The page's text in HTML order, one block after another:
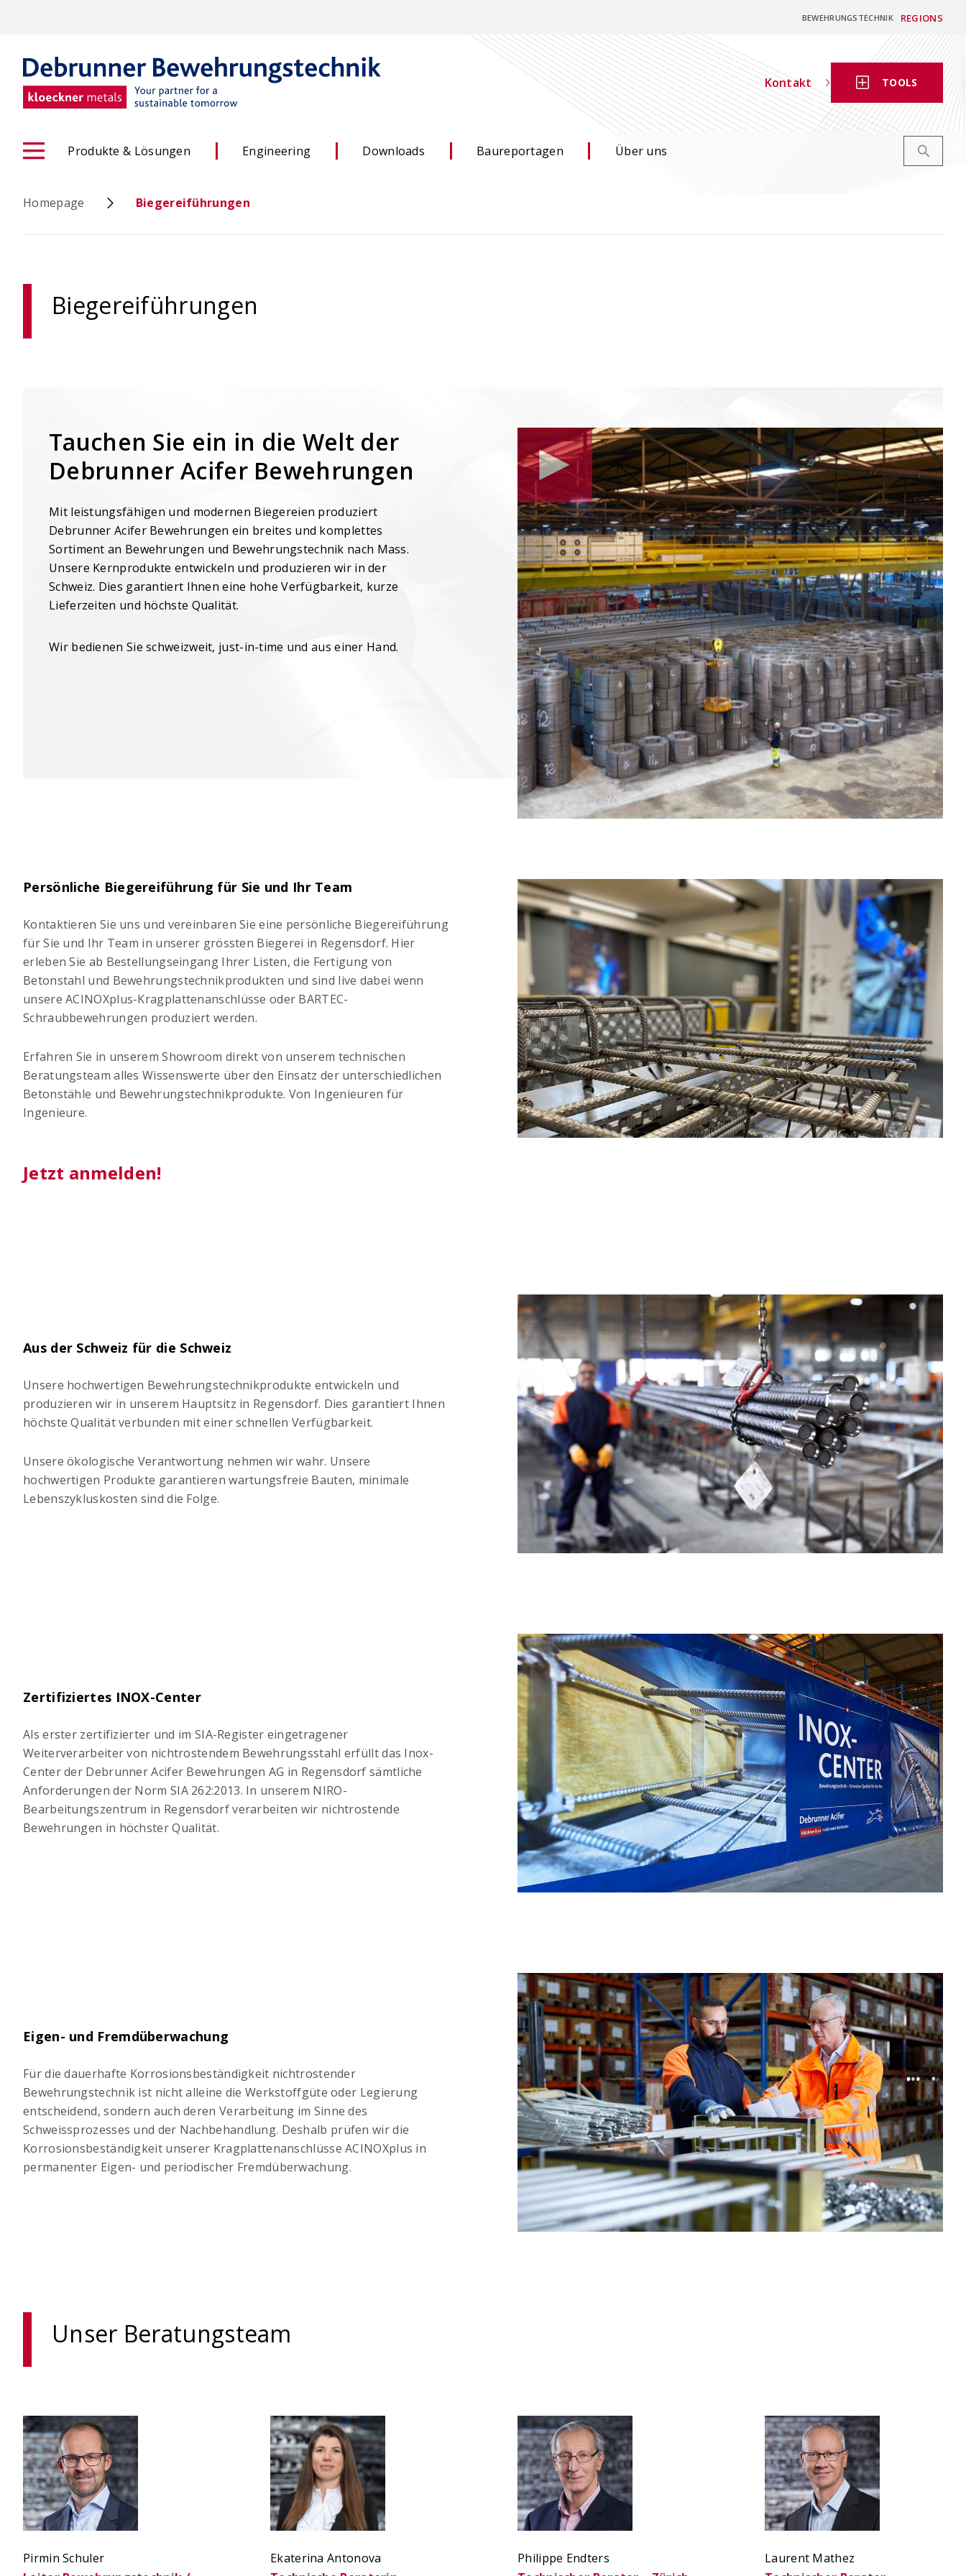
content
BEWEHRUNGSTECHNIK REGIONS
Kontakt TOOLS
Produkte & Lösungen Engineering Downloads Baureportagen Über uns
ACINOXplus® Höhenversatz
- Konfigurator
Homepage Biegereiführungen
Biegereiführungen
Tauchen Sie ein in die Welt der
Debrunner Acifer Bewehrungen
Mit leistungsfähigen und modernen Biegereien produziert
Debrunner Acifer Bewehrungen ein breites und komplettes
Sortiment an Bewehrungen und Bewehrungstechnik nach Mass.
Unsere Kernprodukte entwickeln und produzieren wir in der
Schweiz. Dies garantiert Ihnen eine hohe Verfügbarkeit, kurze
Lieferzeiten und höchste Qualität.
Wir bedienen Sie schweizweit, just-in-time und aus einer Hand.
Persönliche Biegereiführung für Sie und Ihr Team
Kontaktieren Sie uns und vereinbaren Sie eine persönliche Biegereiführung
für Sie und Ihr Team in unserer grössten Biegerei in Regensdorf. Hier
erleben Sie ab Bestellungseingang Ihrer Listen, die Fertigung von
Betonstahl und Bewehrungstechnikprodukten und sind live dabei wenn
unsere ACINOXplus-Kragplattenanschlüsse oder BARTEC-
Schraubbewehrungen produziert werden.
Erfahren Sie in unserem Showroom direkt von unserem technischen
Beratungsteam alles Wissenswerte über den Einsatz der unterschiedlichen
Betonstähle und Bewehrungstechnikprodukte. Von Ingenieuren für
Ingenieure.
Jetzt anmelden!
Aus der Schweiz für die Schweiz
Unsere hochwertigen Bewehrungstechnikprodukte entwickeln und
produzieren wir in unserem Hauptsitz in Regensdorf. Dies garantiert Ihnen
höchste Qualität verbunden mit einer schnellen Verfügbarkeit.
Unsere ökologische Verantwortung nehmen wir wahr. Unsere
hochwertigen Produkte garantieren wartungsfreie Bauten, minimale
Lebenszykluskosten sind die Folge.
Zertifiziertes INOX-Center
Als erster zertifizierter und im SIA-Register eingetragener
Weiterverarbeiter von nichtrostendem Bewehrungsstahl erfüllt das Inox-
Center der Debrunner Acifer Bewehrungen AG in Regensdorf sämtliche
Anforderungen der Norm SIA 262:2013. In unserem NIRO-
Bearbeitungszentrum in Regensdorf verarbeiten wir nichtrostende
Bewehrungen in höchster Qualität.
Eigen- und Fremdüberwachung
Für die dauerhafte Korrosionsbeständigkeit nichtrostender
Bewehrungstechnik ist nicht alleine die Werkstoffgüte oder Legierung
entscheidend, sondern auch deren Verarbeitung im Sinne des
Schweissprozesses und der Nachbehandlung. Deshalb prüfen wir die
Korrosionsbeständigkeit unserer Kragplattenanschlüsse ACINOXplus in
permanenter Eigen- und periodischer Fremdüberwachung.
Unser Beratungsteam
Pirmin Schuler
Ekaterina Antonova
Philippe Endters
Laurent Mathez